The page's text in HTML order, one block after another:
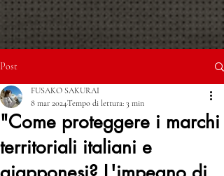
Post
"Come proteggere i marchi
territoriali italiani e
FUSAKO SAKURAI
8 mar 2024Tempo di lettura: 3 min